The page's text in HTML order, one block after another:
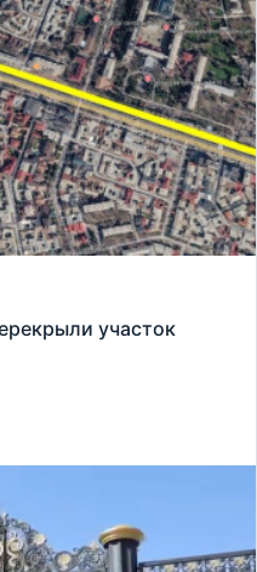
участок